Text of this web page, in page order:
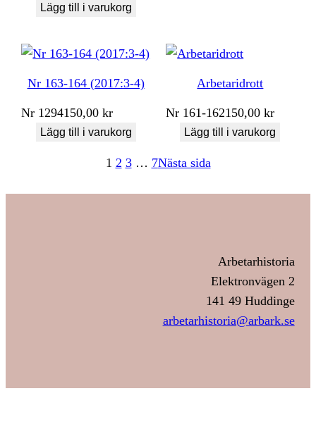
Lägg till i varukorg
Nr 163-164 (2017:3-4)
Nr 1294150,00kr
Lägg till i varukorg
Arbetaridrott
Nr 161-162150,00kr
Lägg till i varukorg
1 2 3 … 7Nästa sida
Arbetarhistoria
Elektronvägen 2
141 49 Huddinge
arbetarhistoria@arbark.se